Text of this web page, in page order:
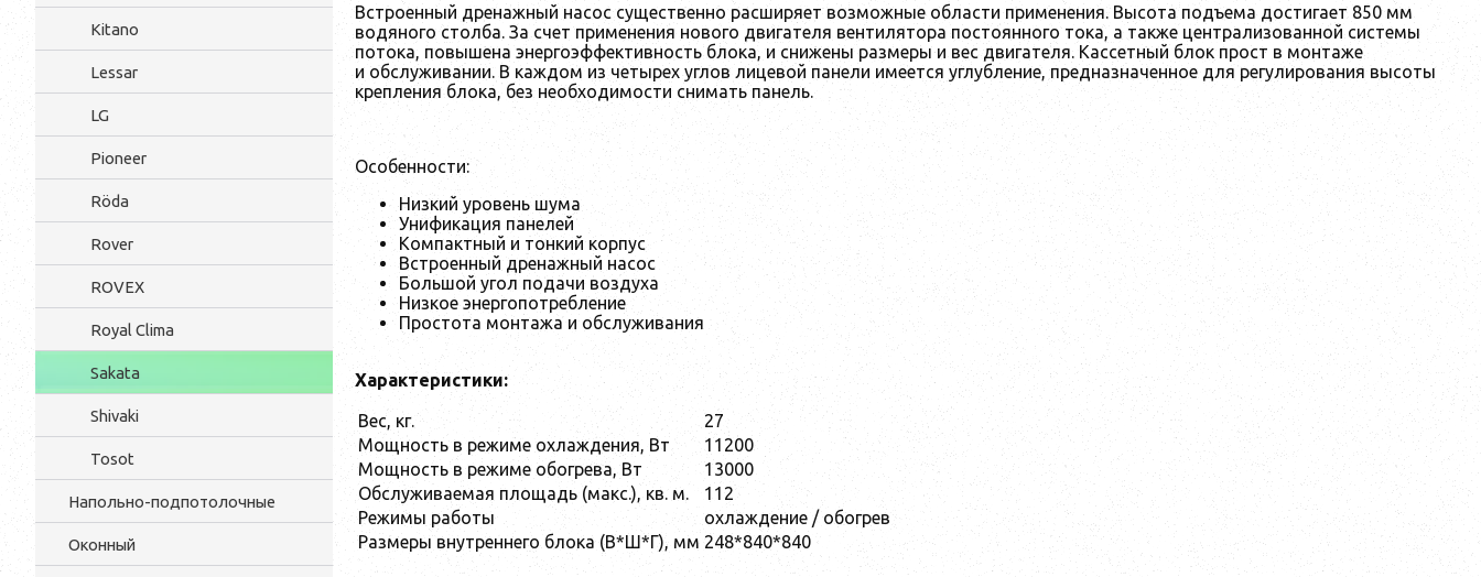
Kitano
Lessar
LG
Pioneer
Röda
Rover
ROVEX
Royal Clima
Sakata
Shivaki
Tosot
Напольно-подпотолочные
Оконный
Встроенный дренажный насос существенно расширяет возможные области применения. Высота подъема достигает 850 мм
водяного столба. За счет применения нового двигателя вентилятора постоянного тока, а также централизованной системы
потока, повышена энергоэффективность блока, и снижены размеры и вес двигателя. Кассетный блок прост в монтаже
и обслуживании. В каждом из четырех углов лицевой панели имеется углубление, предназначенное для регулирования высоты
крепления блока, без необходимости снимать панель.
Особенности:
Низкий уровень шума
Унификация панелей
Компактный и тонкий корпус
Встроенный дренажный насос
Большой угол подачи воздуха
Низкое энергопотребление
Простота монтажа и обслуживания
Характеристики:
Вес, кг.
27
Мощность в режиме охлаждения, Вт
11200
Мощность в режиме обогрева, Вт
13000
Обслуживаемая площадь (макс.), кв. м.
112
Режимы работы
охлаждение / обогрев
Размеры внутреннего блока (В*Ш*Г), мм 248*840*840